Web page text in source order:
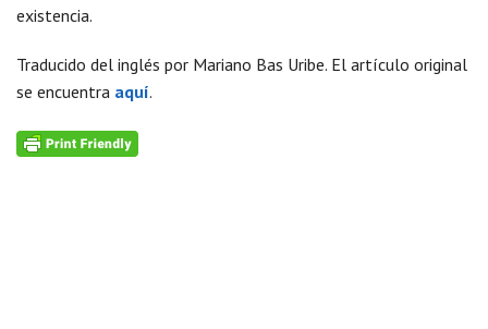
existencia.
Traducido del inglés por Mariano Bas Uribe. El artículo original
se encuentra aquí.